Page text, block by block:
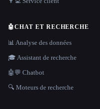
🤖CHAT ET RECHERCHE
📊 Analyse des données
🎓 Assistant de recherche
🤖💬 Chatbot
🔍 Moteurs de recherche